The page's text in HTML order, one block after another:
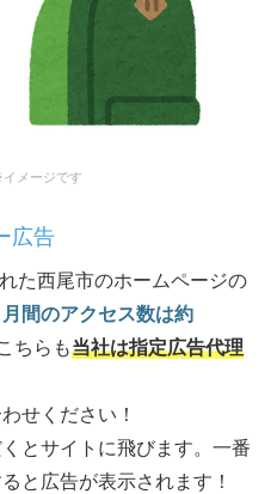
メージです
広告
た西尾市のホームページの
月間のアクセス数は約
ちらも当社は指定広告代理
せください！
とサイトに飛びます。一番
と広告が表示されます！